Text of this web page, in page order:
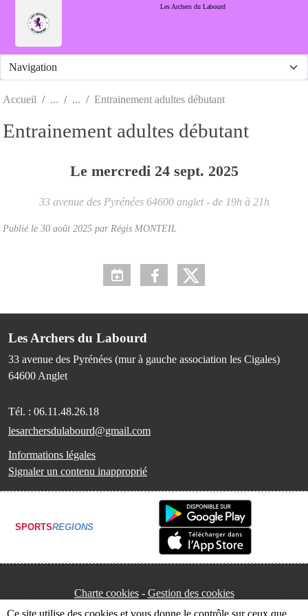
Les Archers du Labourd
Accueil Entrainement adultes débutant
Entrainement adultes débutant
Le mercredi 24 sept. 2025
33 avenue des Pyrénées 64600 anglet - de 19h à 21h
Publié le 30 août 2025 par Régis MONTEIL
Les Archers du Labourd
33 avenue des Pyrénées (mur à gauche association les Cigales)
64600 Anglet
Tél. : 06.11.48.26.18
lesarchersdulabourd@gmail.com
Informations légales
Signaler un contenu inapproprié
SPORTSREGIONS
Charte cookies Gestion des cookies
Ce site utilise des cookies et vous donne le contrôle sur ceux que